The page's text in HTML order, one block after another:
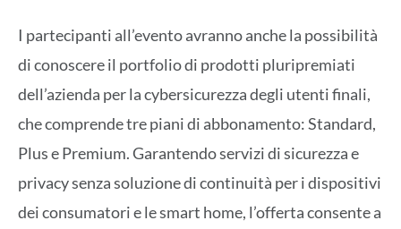
I partecipanti all’evento avranno anche la possibilità
di conoscere il portfolio di prodotti pluripremiati
dell’azienda per la cybersicurezza degli utenti finali,
che comprende tre piani di abbonamento: Standard,
Plus e Premium. Garantendo servizi di sicurezza e
privacy senza soluzione di continuità per i dispositivi
dei consumatori e le smart home, l’offerta consente a